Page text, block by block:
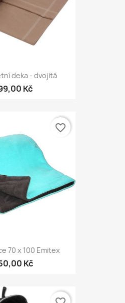
deka - dvojitá
Kč
70 x 100 Emitex
Kč
favorite_border